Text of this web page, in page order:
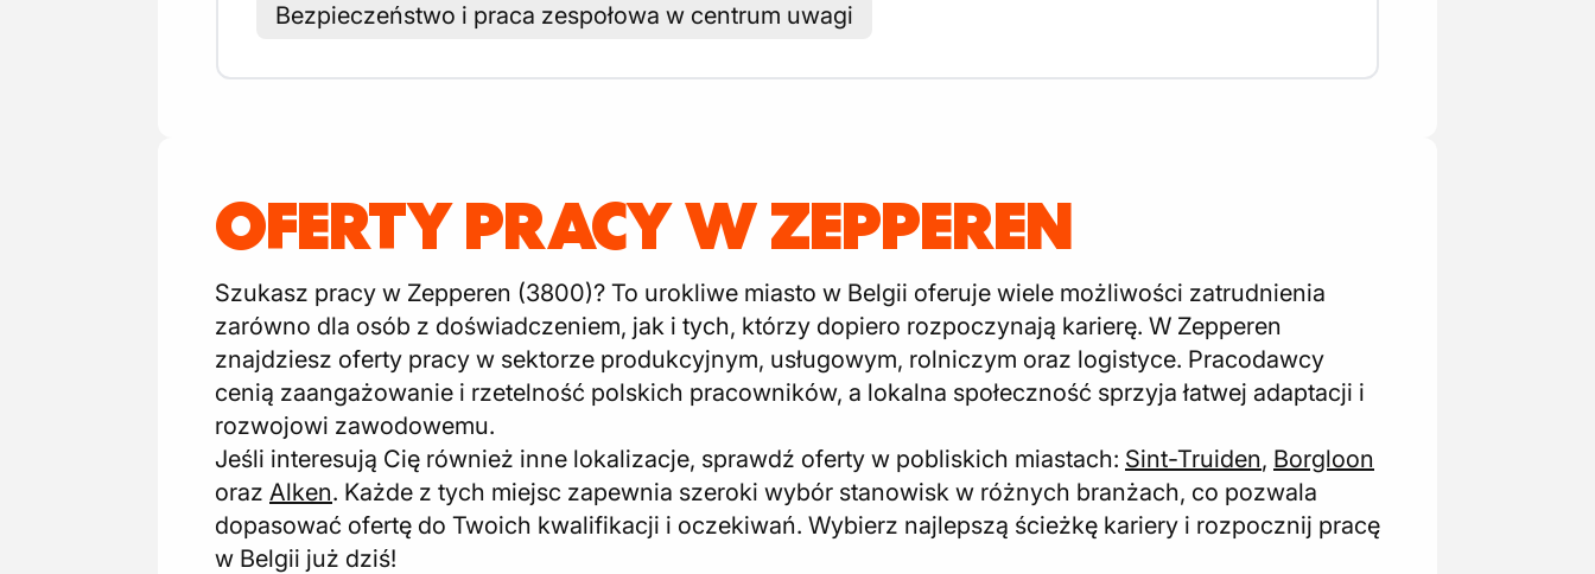
Bezpieczeństwo i praca zespołowa w centrum uwagi
OFERTY PRACY W ZEPPEREN
Szukasz pracy w Zepperen (3800)? To urokliwe miasto w Belgii oferuje wiele możliwości zatrudnienia
zarówno dla osób z doświadczeniem, jak i tych, którzy dopiero rozpoczynają karierę. W Zepperen
znajdziesz oferty pracy w sektorze produkcyjnym, usługowym, rolniczym oraz logistyce. Pracodawcy
cenią zaangażowanie i rzetelność polskich pracowników, a lokalna społeczność sprzyja łatwej adaptacji i
rozwojowi zawodowemu.
Jeśli interesują Cię również inne lokalizacje, sprawdź oferty w pobliskich miastach: Sint-Truiden, Borgloon
oraz Alken. Każde z tych miejsc zapewnia szeroki wybór stanowisk w różnych branżach, co pozwala
dopasować ofertę do Twoich kwalifikacji i oczekiwań. Wybierz najlepszą ścieżkę kariery i rozpocznij pracę
w Belgii już dziś!